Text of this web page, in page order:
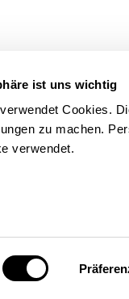
ist uns wichtig
Cookies.
zu machen.
verwendet.